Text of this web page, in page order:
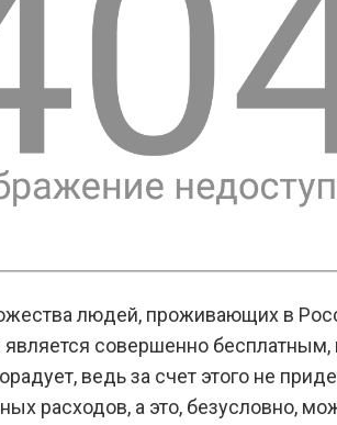
людей, проживающих в
совершенно бесплатным,
ведь за счет этого не
расходов, а это, безусловно,